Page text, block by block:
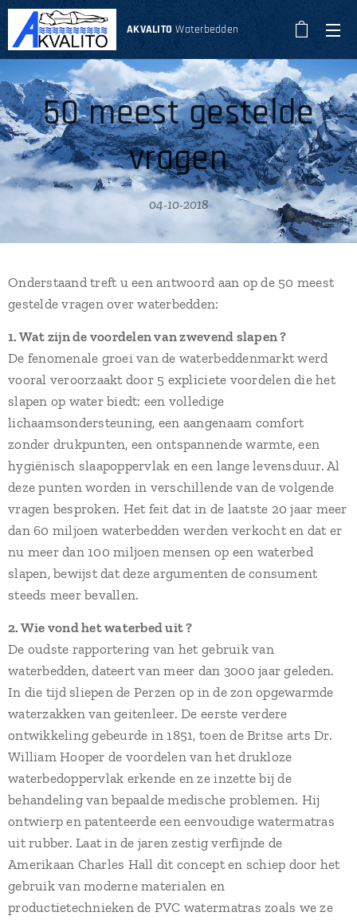
AKVALITO Waterbedden
50 meest gestelde
vragen
04-10-2018
Onderstaand treft u een antwoord aan op de 50 meest
gestelde vragen over waterbedden:
1. Wat zijn de voordelen van zwevend slapen ?
De fenomenale groei van de waterbeddenmarkt werd
vooral veroorzaakt door 5 expliciete voordelen die het
slapen op water biedt: een volledige
lichaamsondersteuning, een aangenaam comfort
zonder drukpunten, een ontspannende warmte, een
hygiënisch slaapoppervlak en een lange levensduur. Al
deze punten worden in verschillende van de volgende
vragen besproken. Het feit dat in de laatste 20 jaar meer
dan 60 miljoen waterbedden werden verkocht en dat er
nu meer dan 100 miljoen mensen op een waterbed
slapen, bewijst dat deze argumenten de consument
steeds meer bevallen.
2. Wie vond het waterbed uit ?
De oudste rapportering van het gebruik van
waterbedden, dateert van meer dan 3000 jaar geleden.
In die tijd sliepen de Perzen op in de zon opgewarmde
waterzakken van geitenleer. De eerste verdere
ontwikkeling gebeurde in 1851, toen de Britse arts Dr.
William Hooper de voordelen van het drukloze
waterbedoppervlak erkende en ze inzette bij de
behandeling van bepaalde medische problemen. Hij
ontwierp en patenteerde een eenvoudige watermatras
uit rubber. Laat in de jaren zestig verfijnde de
Amerikaan Charles Hall dit concept en schiep door het
gebruik van moderne materialen en
productietechnieken de PVC watermatras zoals we ze